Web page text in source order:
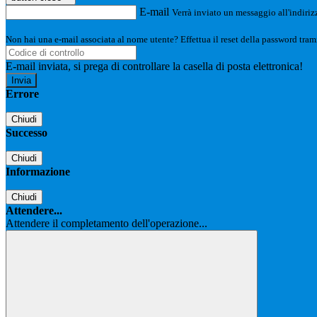
E-mail Verrà inviato un messaggio
Non hai una e-mail associata al nome utente? Effettua il reset della password
E-mail inviata, si prega di controllare la casella di posta elettronica!
Errore
Chiudi
Successo
Chiudi
Informazione
Chiudi
Attendere...
Attendere il completamento dell'operazione...